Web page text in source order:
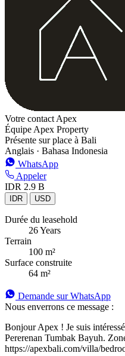
Votre contact Apex
Équipe Apex Property
Présente sur place à Bali
Anglais · Bahasa Indonesia
WhatsApp
Appeler
IDR 2.9 B
IDR USD
Durée du leasehold
26 Years
Terrain
100 m²
Surface construite
64 m²
Demande sur WhatsApp
Nous enverrons ce message :
Bonjour Apex ! Je suis
Pererenan Tumbak Bayuh.
https://apexbali.com/villa/